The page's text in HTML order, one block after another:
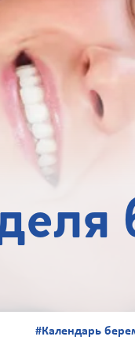
#Календарь